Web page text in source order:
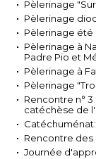
Pèlerinage
Pèlerinage
Pèlerinage été
Pèlerinage à
Padre Pio et
Pèlerinage à
Pèlerinage
Rencontre n°
catéchèse de
Rencontre
Journée